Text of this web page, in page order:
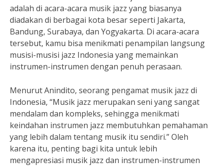
adalah di acara-acara musik jazz yang biasanya
diadakan di berbagai kota besar seperti Jakarta,
Bandung, Surabaya, dan Yogyakarta. Di acara-acara
tersebut, kamu bisa menikmati penampilan langsung
musisi-musisi jazz Indonesia yang memainkan
instrumen-instrumen dengan penuh perasaan.
Menurut Anindito, seorang pengamat musik jazz di
Indonesia, “Musik jazz merupakan seni yang sangat
mendalam dan kompleks, sehingga menikmati
keindahan instrumen jazz membutuhkan pemahaman
yang lebih dalam tentang musik itu sendiri.” Oleh
karena itu, penting bagi kita untuk lebih
mengapresiasi musik jazz dan instrumen-instrumen